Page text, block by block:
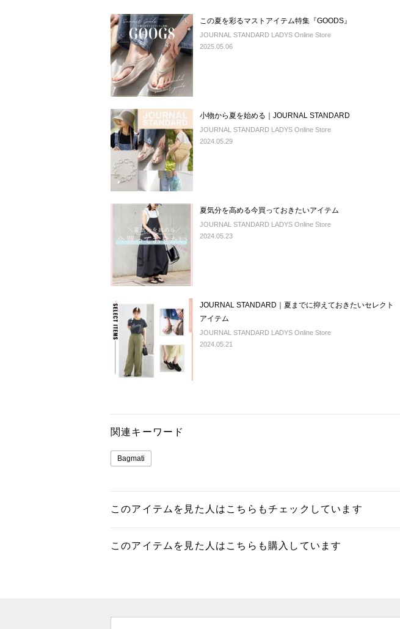
この夏を彩るマストアイテム特集『GOODS』
JOURNAL STANDARD LADYS Online Store
2025.05.06
小物から夏を始める｜JOURNAL STANDARD
JOURNAL STANDARD LADYS Online Store
2024.05.29
夏気分を高める今買っておきたいアイテム
JOURNAL STANDARD LADYS Online Store
2024.05.23
JOURNAL STANDARD｜夏までに抑えておきたいセレクト
アイテム
JOURNAL STANDARD LADYS Online Store
2024.05.21
関連キーワード
Bagmati
このアイテムを見た人はこちらもチェックしています
このアイテムを見た人はこちらも購入しています